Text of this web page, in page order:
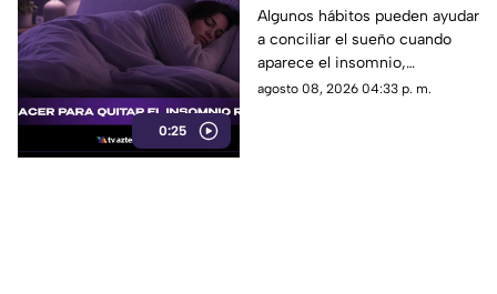
0:25
Algunos hábitos pueden ayudar
a conciliar el sueño cuando
aparece el insomnio,
especialmente reducir la
agosto 08, 2026 04:33 p. m.